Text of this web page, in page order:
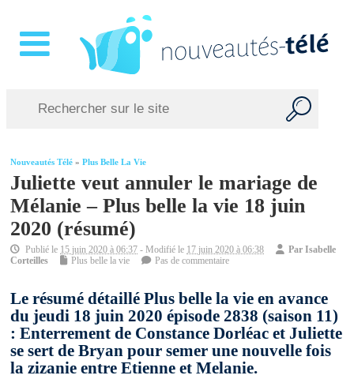
Nouveautés Télé »Plus Belle La Vie
Juliette veut annuler le mariage de
Mélanie – Plus belle la vie 18 juin
2020 (résumé)
Publié le 15 juin 2020 à 06:37 - Modifié le 17 juin 2020 à 06:38 ParIsabelle
Corteilles
Plus belle la vie Pas de commentaire
Le résumé détaillé Plus belle la vie en avance
du jeudi 18 juin 2020 épisode 2838 (saison 11)
: Enterrement de Constance Dorléac et Juliette
se sert de Bryan pour semer une nouvelle fois
la zizanie entre Etienne et Melanie.